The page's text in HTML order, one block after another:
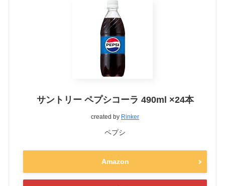
サントリー ペプシコーラ 490ml ×24本
created by Rinker
ペプシ
Amazon